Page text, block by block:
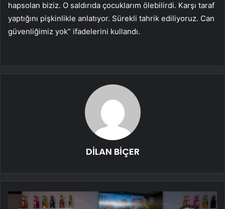
hapsolan biziz. O saldırıda çocuklarım ölebilirdi. Karşı taraf
yaptığını pişkinlikle anlatıyor. Sürekli tahrik ediliyoruz. Can
güvenliğimiz yok” ifadelerini kullandı.
DİLAN BİÇER